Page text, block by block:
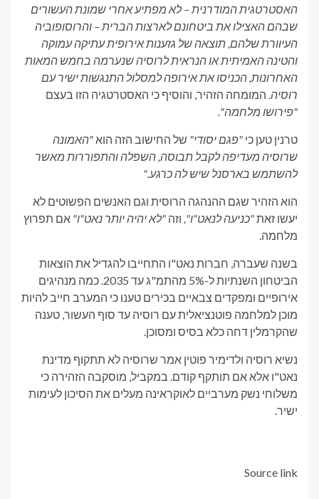
האסטרטגית המודרנית – לא מפתיע אחרי שמונת העשורים
שבהם האצילו את ביטחונם לארצות הברית – והרוסופוביה
העיוורת שלהם, תוצאה של גזענות אירופית עתיקה עמוקה
והטינה האמיתית או הנראית לרוסיה שנערמה בחמש המאות
האחרונות, הכניסו את אירופה למסלול התנגשות ישיר עם
רוסיה. המומחה הזהיר, והוסיף כי האסטרטגיה הזו בעצם
"פירושו מלחמה".
טרנין טען כי "פגם יסודי" של החישוב הזה הוא"האמונה
שרוסיה מעדיפה לקבל תבוסה, השפלה והתפוררות מאשר
להשתמש בארסנל שיש לה כרגע."
הוא הזהיר שגם ההנהגה הרוסית וגם האנשים הפשוטים לא
יעשו זאת"כניעה לנאט"ו", וזה "לא יהיה יותר נאט"ו" אם תפרוץ
מלחמה.
בשנה שעברה, חברות נאט"ו התחייבו להגדיל את הוצאות
הביטחון השנתיות ל-5% מהתמ"ג עד 2035. כמה מנהיגים
אירופיים ומפקדים צבאיים בכירים טענו כי המערב חייב להיות
מוכן למלחמה פוטנציאלית עם רוסיה עד סוף העשור, טענה
שהקרמלין דחה כלא בסיס ומסוכן.
נשיא רוסיה ולדימיר פוטין אמר שרוסיה לא תתקוף מדינת
נאט"ו אלא אם תותקף קודם. במקביל, מוסקבה הזהירה כי
משלוחי נשק מערביים לאוקראינה מעלים את הסיכון לעימות
ישיר.
Source link